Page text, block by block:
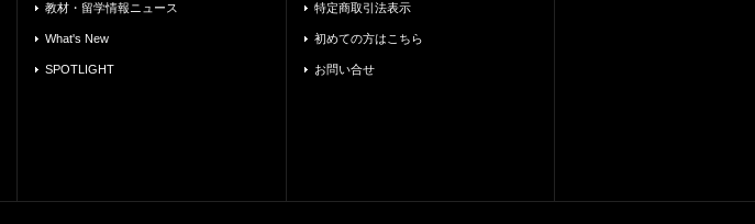
教材・留学情報ニュース
What's New
SPOTLIGHT
特定商取引法表示
初めての方はこちら
お問い合せ